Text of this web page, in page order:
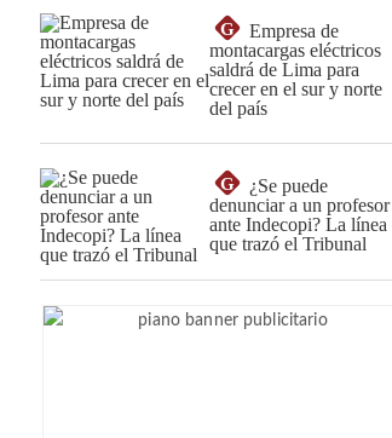
G
Empresa de
montacargas eléctricos
saldrá de Lima para
crecer en el sur y norte
del país
G
¿Se puede
denunciar a un profesor
ante Indecopi? La línea
que trazó el Tribunal